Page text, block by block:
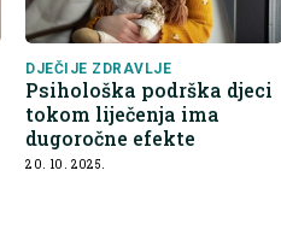
DJEČIJE ZDRAVLJE
Psihološka podrška djeci
tokom liječenja ima
dugoročne efekte
20. 10. 2025.